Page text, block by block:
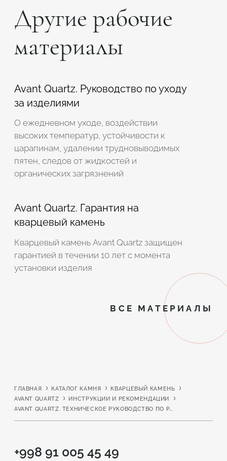
Другие рабочие
материалы
Avant Quartz. Руководство по уходу
за изделиями
О ежедневном уходе, воздействии
высоких температур, устойчивости к
царапинам, удалении трудновыводимых
пятен, следов от жидкостей и
органических загрязнений
Avant Quartz. Гарантия на
кварцевый камень
Кварцевый камень Avant Quartz защищен
гарантией в течении 10 лет с момента
установки изделия
ВСЕ МАТЕРИАЛЫ
ГЛАВНАЯ КАТАЛОГ КАМНЯ
КВАРЦЕВЫЙ КАМЕНЬ
AVANT QUARTZ
ИНСТРУКЦИИ И РЕКОМЕНДАЦИИ
AVANT QUARTZ. ТЕХНИЧЕСКОЕ РУКОВОДСТВО ПО РАБОТЕ С КВАРЦЕВЫМ КАМНЕМ
+998 91 005 45 49
Подтвердите, что вы не робот
ОТПРАВИТЬ